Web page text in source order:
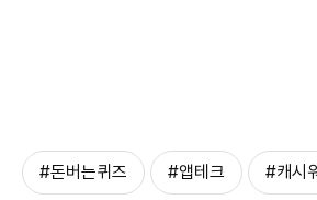
#돈버는퀴즈 #앱테크 #캐시